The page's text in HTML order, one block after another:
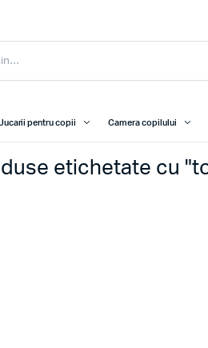
pentru copii Camera copilului
etichetate cu